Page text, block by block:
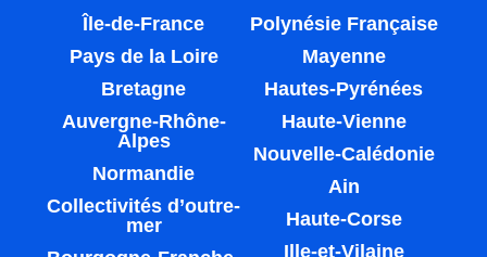
Île-de-France
Pays de la Loire
Bretagne
Auvergne-Rhône-
Alpes
Normandie
Collectivités d’outre-
mer
Polynésie Française
Mayenne
Hautes-Pyrénées
Haute-Vienne
Nouvelle-Calédonie
Ain
Haute-Corse
Ille-et-Vilaine